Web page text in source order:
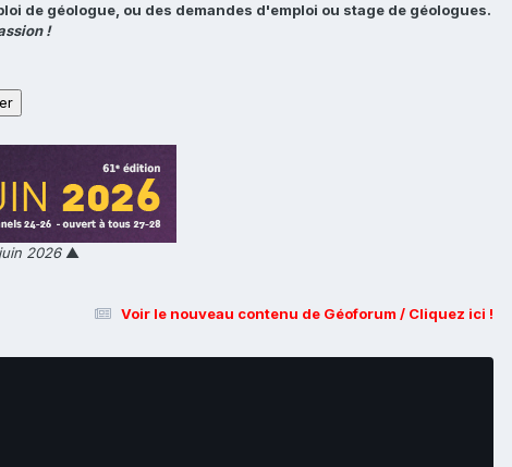
de géologue, ou des demandes d'emploi ou stage de géologues.
!
2026▲
Voir le nouveau contenu de Géoforum / Cliquez ici !